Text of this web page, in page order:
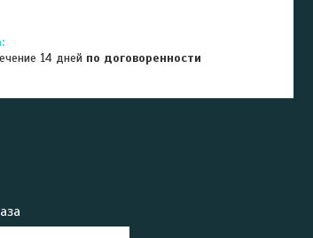
14 дней по договоренности